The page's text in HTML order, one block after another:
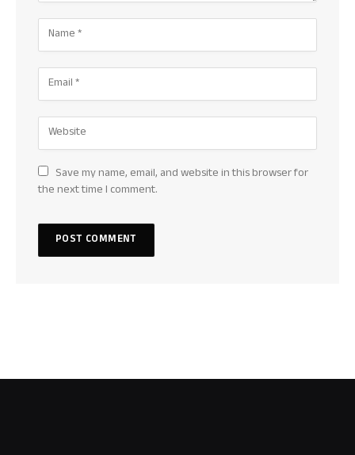
Save my name, email, and website in this browser for
the next time I comment.